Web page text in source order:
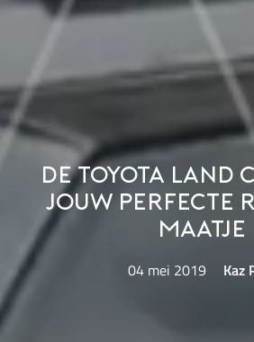
De Toyota Land
jouw perfecte
maatje
04 mei 2019 Kaz